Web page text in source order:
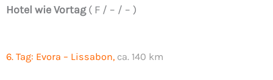
Hotel wie Vortag( F / – / – )
6. Tag: Evora – Lissabon, ca. 140 km